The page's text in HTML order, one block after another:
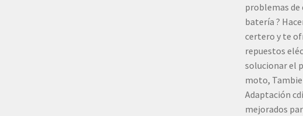
problemas de
batería ?
certero y te
repuestos
solucionar el
moto,
Adaptación
mejorados